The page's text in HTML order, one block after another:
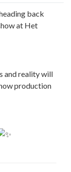
back
at Het
and reality will
production